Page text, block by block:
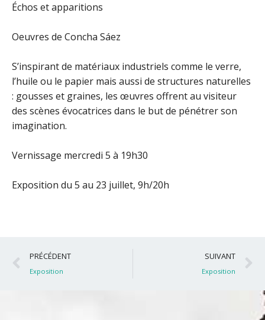
Échos et apparitions
Oeuvres de Concha Sáez
S’inspirant de matériaux industriels comme le verre,
l’huile ou le papier mais aussi de structures naturelles
: gousses et graines, les œuvres offrent au visiteur
des scènes évocatrices dans le but de pénétrer son
imagination.
Vernissage mercredi 5 à 19h30
Exposition du 5 au 23 juillet, 9h/20h
Précédent
PRÉCÉDENT
Exposition
SUIVANT
Exposition